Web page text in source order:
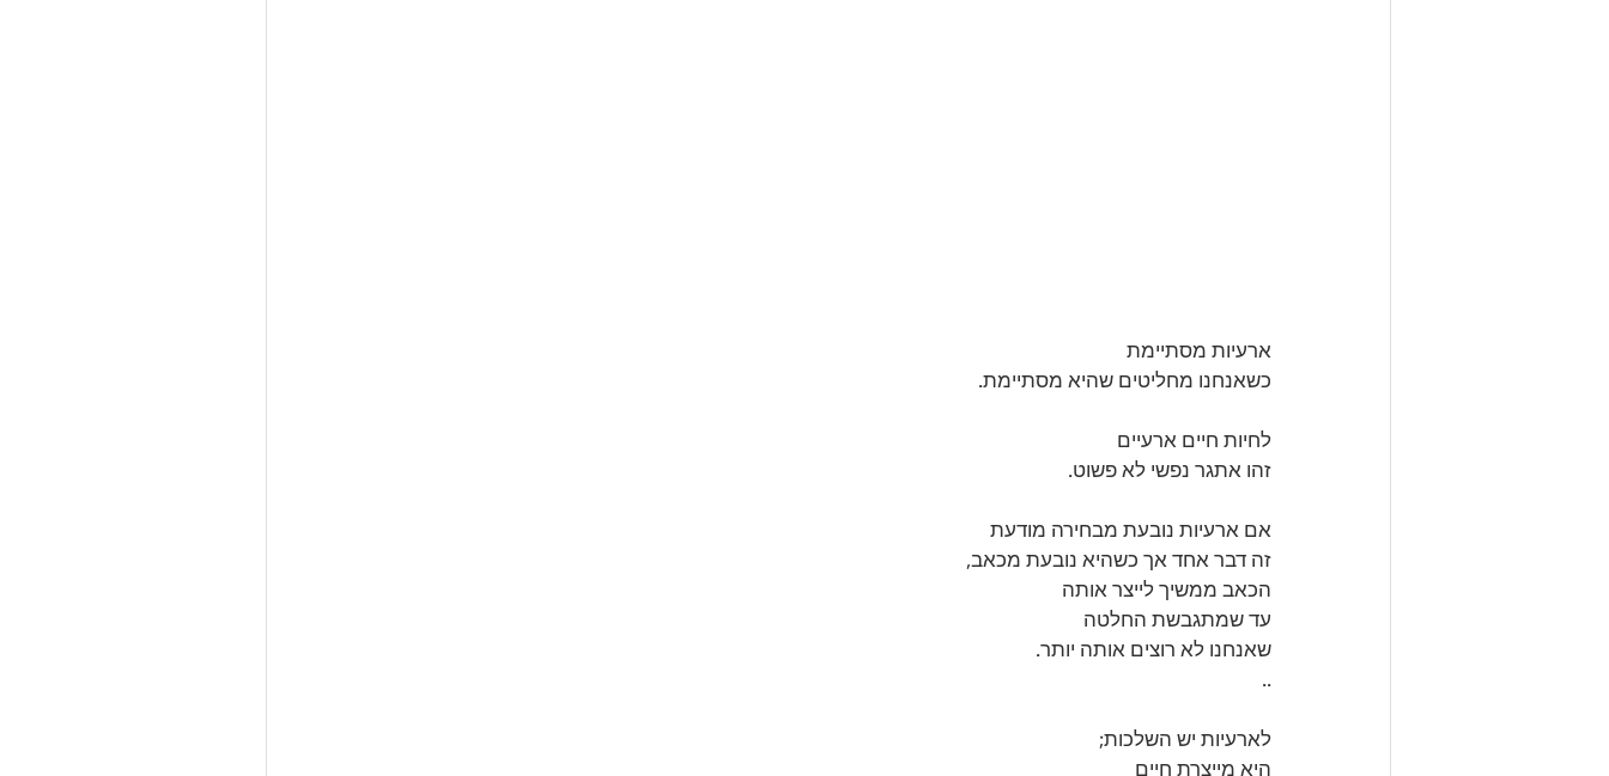
ארעיות מסתיימת
כשאנחנו מחליטים שהיא מסתיימת.
לחיות חיים ארעיים
זהו אתגר נפשי לא פשוט.
אם ארעיות נובעת מבחירה מודעת
זה דבר אחד אך כשהיא נובעת מכאב,
הכאב ממשיך לייצר אותה
עד שמתגבשת החלטה
שאנחנו לא רוצים אותה יותר.
..
לארעיות יש השלכות;
היא מייצרת חיים